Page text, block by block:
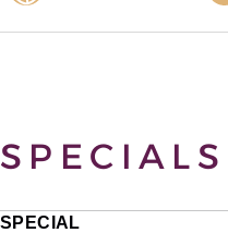
SPECIALS
SPECIAL